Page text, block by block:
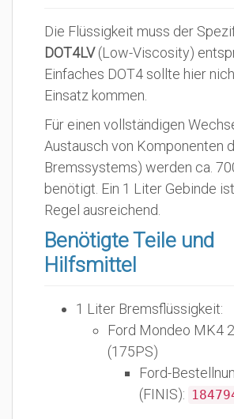
Die Flüssigkeit muss der
DOT4LV(Low-Viscosity)
Einfaches DOT4 sollte hier
Einsatz kommen.
Für einen vollständigen
Austausch von Komponenten
Bremssystems) werden ca.
benötigt. Ein 1 Liter Gebinde
Regel ausreichend.
Benötigte Teile und
Hilfsmittel
1 Liter Bremsflüssigkeit:
Ford Mondeo MK4
(175PS)
Ford-
(FINIS):